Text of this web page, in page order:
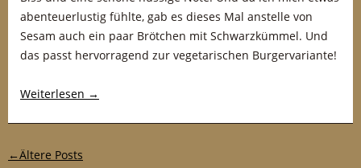
abenteuerlustig fühlte, gab es dieses Mal anstelle von
Sesam auch ein paar Brötchen mit Schwarzkümmel. Und
das passt hervorragend zur vegetarischen Burgervariante!
Weiterlesen →
Post-Navigation
←Ältere Posts